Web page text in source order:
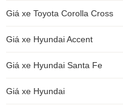
Giá xe Toyota Corolla Cross
Giá xe Hyundai Accent
Giá xe Hyundai Santa Fe
Giá xe Hyundai